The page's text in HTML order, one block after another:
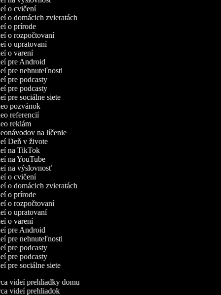
o cvičení
o domácich zvieratách
o prírode
o rozpočtovaní
o upratovaní
o varení
pre Android
pre nehnuteľnosti
pre podcasty
pre podcasty
pre sociálne siete
pozvánok
referencií
reklám
na líčenie
Deň v živote
na TikTok
na YouTube
na výslovnosť
o cvičení
o domácich zvieratách
o prírode
o rozpočtovaní
o upratovaní
o varení
pre Android
pre nehnuteľnosti
pre podcasty
pre podcasty
pre sociálne siete
videí prehliadky domu
videí prehliadok